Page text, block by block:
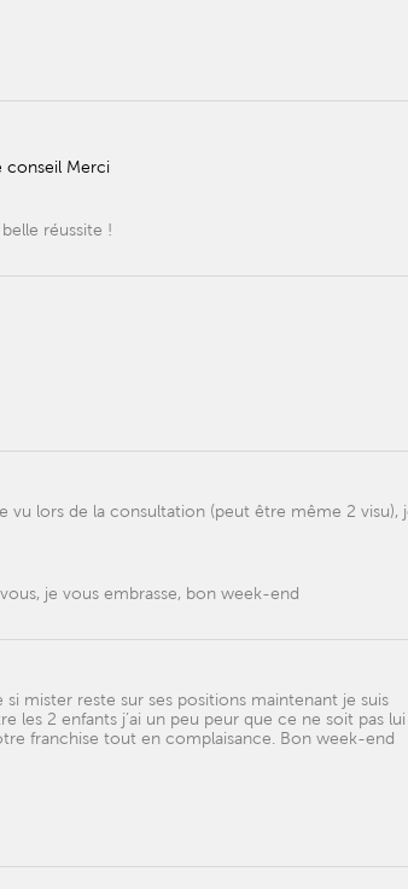
conseil Merci
réussite !
vu lors de la consultation (peut être même 2 visu),
je vous embrasse, bon week-end
mister reste sur ses positions maintenant je suis
les 2 enfants j’ai un peu peur que ce ne soit pas
franchise tout en complaisance. Bon week-end